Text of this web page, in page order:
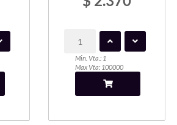
Min. Vta.: 1
Max Vta: 100000